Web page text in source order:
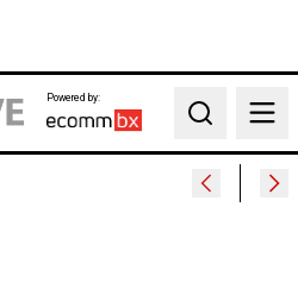
Powered by:
Search